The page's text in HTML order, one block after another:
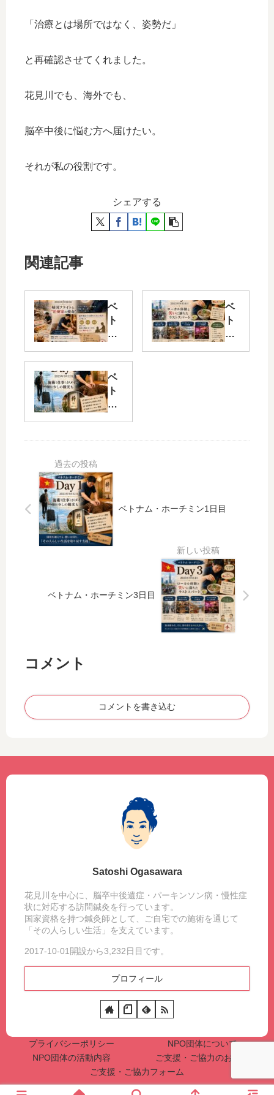
「治療とは場所ではなく、姿勢だ」
と再確認させてくれました。
花見川でも、海外でも、
脳卒中後に悩む方へ届けたい。
それが私の役割です。
シェアする
関連記事
ベ
ト
ナ
・
ホ
ー
最
ベ
ト
ナ
3
ベ
ト
ナ
ホ
チ
ミ
ン
1
日
目
ベトナム・ホーチミン1日目
ベトナム・ホーチミン3日目
コメント
コメントを書き込む
Satoshi Ogasawara
花見川を中心に、脳卒中後遺症・パーキンソン病・慢性症
状に対応する訪問鍼灸を行っています。
国家資格を持つ鍼灸師として、ご自宅での施術を通じて
「その人らしい生活」を支えています。
2017-10-01開設から3,232日目です。
プロフィール
プライバシーポリシー
NPO団体について
NPO団体の活動内容
ご支援・ご協力のお願い
ご支援・ご協力フォーム